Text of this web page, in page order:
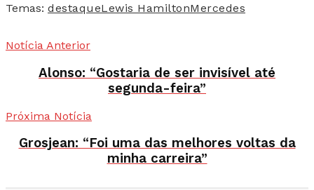
Temas: destaqueLewis HamiltonMercedes
Notícia Anterior
Alonso: “Gostaria de ser invisível até
segunda-feira”
Próxima Notícia
Grosjean: “Foi uma das melhores voltas da
minha carreira”